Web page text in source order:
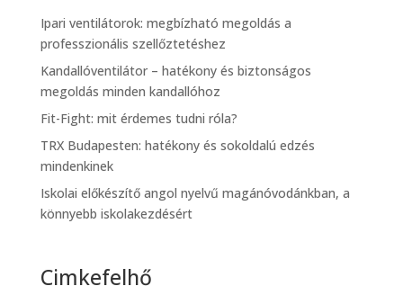
Ipari ventilátorok: megbízható megoldás a
professzionális szellőztetéshez
Kandallóventilátor – hatékony és biztonságos
megoldás minden kandallóhoz
Fit-Fight: mit érdemes tudni róla?
TRX Budapesten: hatékony és sokoldalú edzés
mindenkinek
Iskolai előkészítő angol nyelvű magánóvodánkban, a
könnyebb iskolakezdésért
Cimkefelhő